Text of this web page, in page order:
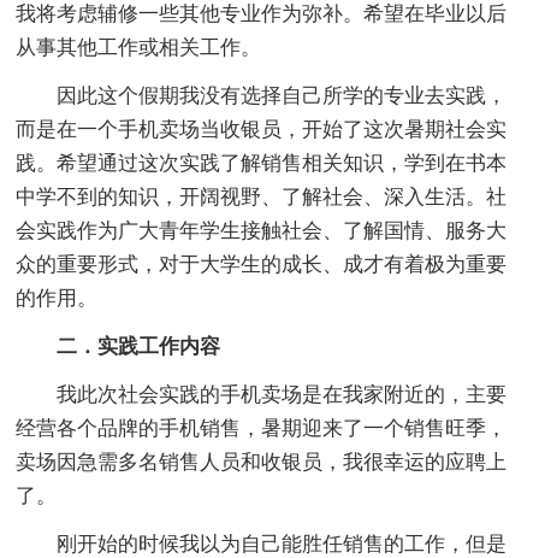
我将考虑辅修一些其他专业作为弥补。希望在毕业以后
从事其他工作或相关工作。
因此这个假期我没有选择自己所学的专业去实践，
而是在一个手机卖场当收银员，开始了这次暑期社会实
践。希望通过这次实践了解销售相关知识，学到在书本
中学不到的知识，开阔视野、了解社会、深入生活。社
会实践作为广大青年学生接触社会、了解国情、服务大
众的重要形式，对于大学生的成长、成才有着极为重要
的作用。
二．实践工作内容
我此次社会实践的手机卖场是在我家附近的，主要
经营各个品牌的手机销售，暑期迎来了一个销售旺季，
卖场因急需多名销售人员和收银员，我很幸运的应聘上
了。
刚开始的时候我以为自己能胜任销售的工作，但是